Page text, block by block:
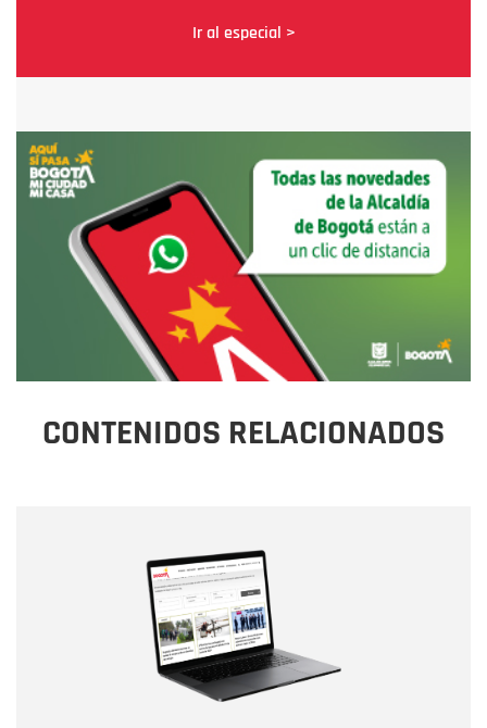
Ir al especial >
CONTENIDOS RELACIONADOS
Correo electrónico
Tipo de comentario